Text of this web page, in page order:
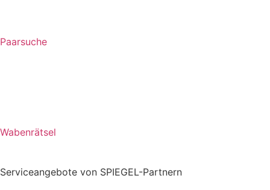
Paarsuche
Wabenrätsel
Serviceangebote von SPIEGEL-Partnern